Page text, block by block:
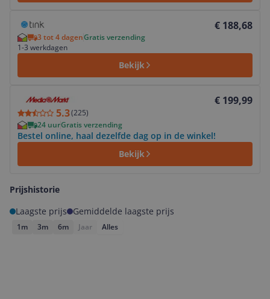
€ 188,68
3 tot 4 dagenGratis verzending
1-3 werkdagen
Bekijk
5.3(225)
€ 199,99
24 uurGratis verzending
Bestel online, haal dezelfde dag op in de winkel!
Bekijk
Prijshistorie
Laagste prijs
Gemiddelde laagste prijs
1m 3m 6m Jaar Alles